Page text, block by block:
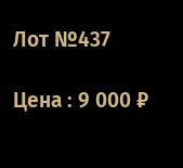
Лот №437
Цена : 9 000 ₽